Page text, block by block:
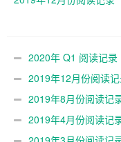
2020年 Q1 阅读记录
2019年12月份阅读
2019年8月份阅读记
2019年4月份阅读记